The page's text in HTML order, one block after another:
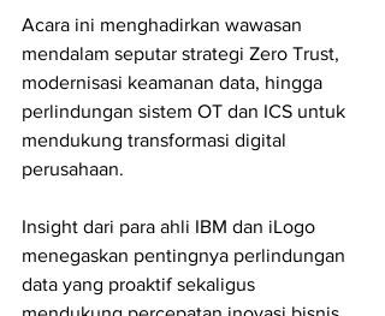
Acara ini menghadirkan wawasan
mendalam seputar strategi Zero Trust,
modernisasi keamanan data, hingga
perlindungan sistem OT dan ICS untuk
mendukung transformasi digital
perusahaan.
Insight dari para ahli IBM dan iLogo
menegaskan pentingnya perlindungan
data yang proaktif sekaligus